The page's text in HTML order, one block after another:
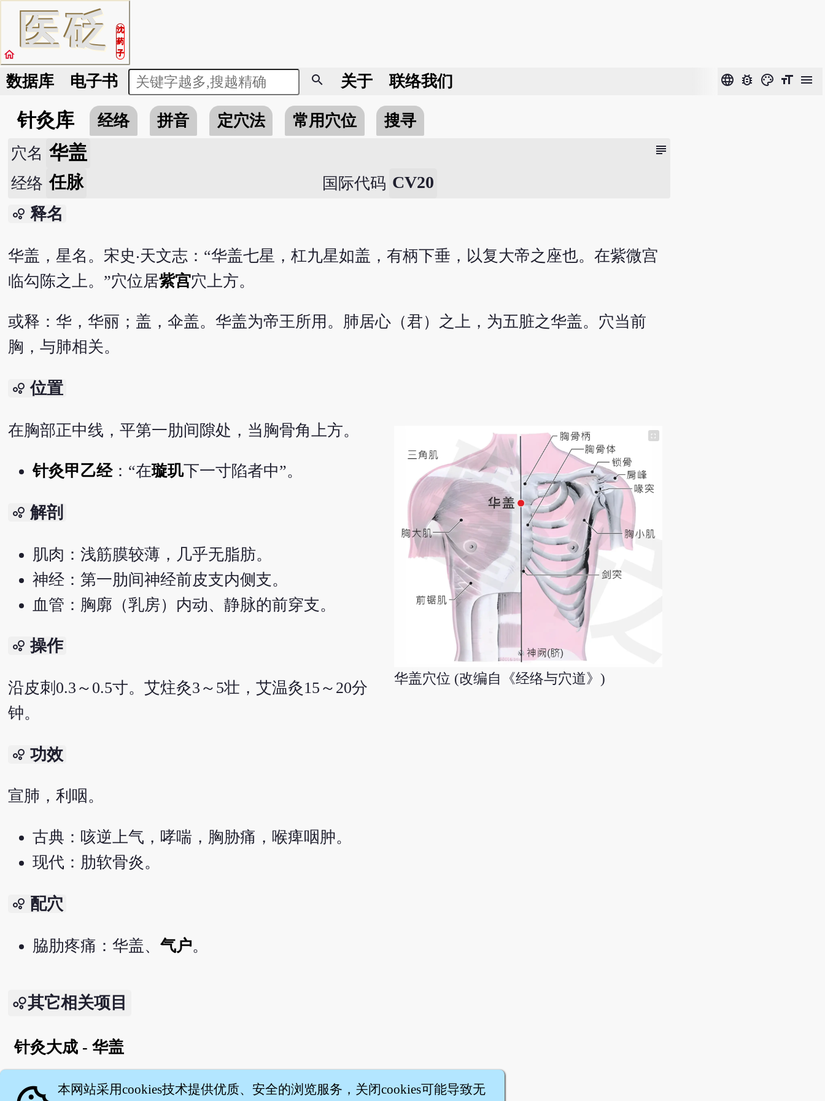
医砭
沈
药
子
home
数据库 电子书 search 关于 联络我们 language bug_report color_lens format_size menu
针灸库 经络 拼音 定穴法 常用穴位 搜寻
subject
穴名 华盖
经络 任脉 国际代码 CV20
bubble_chart 释名
华盖，星名。宋史‧天文志：“华盖七星，杠九星如盖，有柄下垂，以复大帝之座也。在紫微宫
临勾陈之上。”穴位居紫宫穴上方。
或释：华，华丽；盖，伞盖。华盖为帝王所用。肺居心（君）之上，为五脏之华盖。穴当前
胸，与肺相关。
bubble_chart 位置
华盖穴位 (改编自《经络与穴道》)
在胸部正中线，平第一肋间隙处，当胸骨角上方。
针灸甲乙经：“在璇玑下一寸陷者中”。
bubble_chart 解剖
肌肉：浅筋膜较薄，几乎无脂肪。
神经：第一肋间神经前皮支内侧支。
血管：胸廓（乳房）内动、静脉的前穿支。
bubble_chart 操作
沿皮刺0.3～0.5寸。艾炷灸3～5壮，艾温灸15～20分
钟。
bubble_chart 功效
宣肺，利咽。
古典：咳逆上气，哮喘，胸胁痛，喉痺咽肿。
现代：肋软骨炎。
bubble_chart 配穴
脇肋疼痛：华盖、 气户。
其它相关项目
针灸大成 - 华盖
English version本网站采用cookies技术提供优质、安全的浏览服务，关闭cookies可能导致无